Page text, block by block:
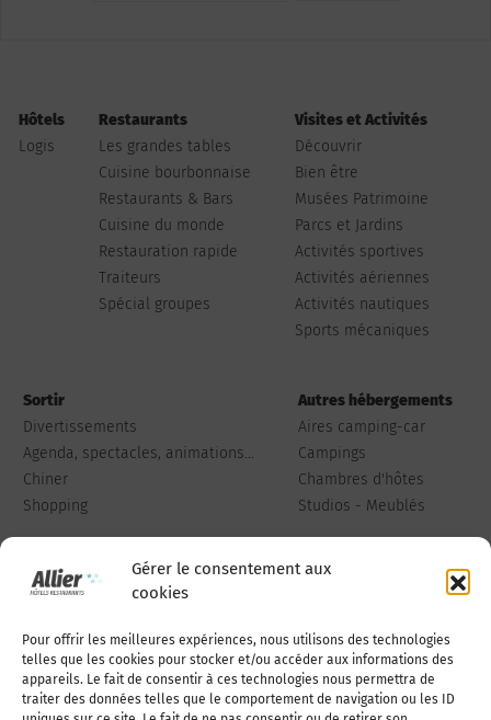
Gérer le consentement aux
cookies
Pour offrir les meilleures expériences, nous utilisons des technologies
telles que les cookies pour stocker et/ou accéder aux informations des
appareils. Le fait de consentir à ces technologies nous permettra de
traiter des données telles que le comportement de navigation ou les ID
Hôtels
Logis
Restaurants
Les grandes tables
Cuisine bourbonnaise
Restaurants & Bars
Cuisine du monde
Restauration rapide
Traiteurs
Spécial groupes
Visites et Activités
Découvrir
Bien être
Musées Patrimoine
Parcs et Jardins
Activités sportives
Activités aériennes
Activités nautiques
Sports mécaniques
Sortir
Divertissements
Agenda, spectacles, animations...
Chiner
Shopping
Autres hébergements
Aires camping-car
Campings
Chambres d'hôtes
Studios - Meublés
Qui sommes-nous Publiez votre annonce